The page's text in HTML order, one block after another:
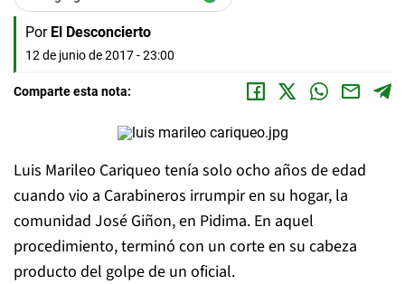
Por El Desconcierto
12 de junio de 2017 - 23:00
Comparte esta nota:
Luis Marileo Cariqueo tenía solo ocho años de edad
cuando vio a Carabineros irrumpir en su hogar, la
comunidad José Giñon, en Pidima. En aquel
procedimiento, terminó con un corte en su cabeza
producto del golpe de un oficial.